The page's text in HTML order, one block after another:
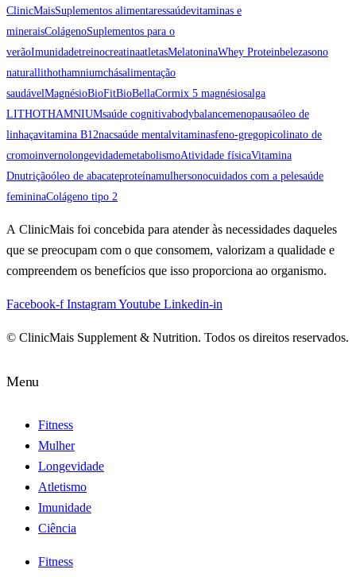
ClinicMaisSuplementos alimentaressaúdevitaminas e
mineraisColágenoSuplementos para o
verãoImunidadetreinocreatinaatletasMelatoninaWhey Proteinbelezasono
naturallithothamniumchásalimentação
saudávelMagnésioBioFitBioBellaCormix 5 magnésiosalga
LITHOTHAMNIUMsaúde cognitivabodybalancemenopausaóleo de
linhaçavitamina B12nacsaúde mentalvitaminasfeno-gregopicolinato de
cromoinvernolongevidademetabolismoAtividade físicaVitamina
Dnutriçãoóleo de abacateproteínamulhersonocuidados com a pelesaúde
femininaColágeno tipo 2
A ClinicMais foi concebida para atender às necessidades daqueles
que se preocupam com o que consomem, valorizam a qualidade e
compreendem os benefícios que isso proporciona ao organismo.
Facebook-f InstagramYoutube Linkedin-in
© ClinicMais Supplement & Nutrition. Todos os direitos reservados.
Menu
Fitness
Mulher
Longevidade
Atletismo
Imunidade
Ciência
Fitness